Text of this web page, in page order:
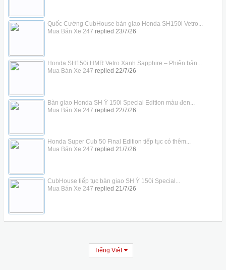
Quốc Cường CubHouse bàn giao Honda SH150i Vetro...
Mua Bán Xe 247 replied 23/7/26
Honda SH150i HMR Vetro Xanh Sapphire – Phiên bản...
Mua Bán Xe 247 replied 22/7/26
Bàn giao Honda SH Ý 150i Special Edition màu đen...
Mua Bán Xe 247 replied 22/7/26
Honda Super Cub 50 Final Edition tiếp tục có thêm...
Mua Bán Xe 247 replied 21/7/26
CubHouse tiếp tục bàn giao SH Ý 150i Special...
Mua Bán Xe 247 replied 21/7/26
Tiếng Việt